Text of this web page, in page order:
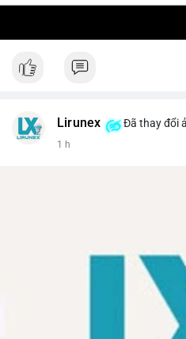
Lirunex Đã thay đổi
1 h